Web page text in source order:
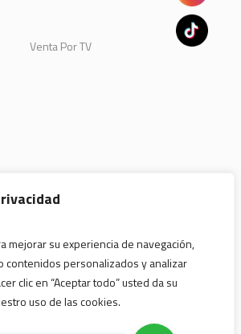
mejorar su experiencia de navegación,
contenidos personalizados y analizar
clic en “Aceptar todo” usted da su
uso de las cookies.
Venta Por TV